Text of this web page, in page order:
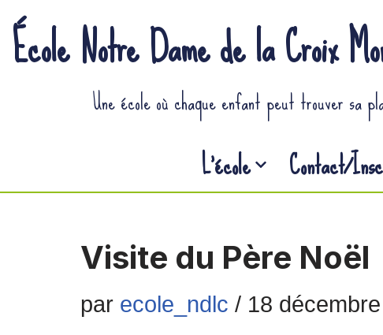
Aller
École Notre Dame de la Croix
Une école où chaque enfant peut trouver sa
L’école Contact/
Visite du Père Noël
par ecole_ndlc 18